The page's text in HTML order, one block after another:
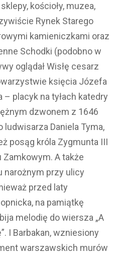
kościoły, muzea,
Rynek Starego
kamieniczkami oraz
Schodki (podobno w
oglądał Wisłę cesarz
księcia Józefa
– placyk na tyłach katedry
dzwonem z 1646
ludwisarza Daniela Tyma,
posąg króla Zygmunta III
Zamkowym. A także
narożnym przy ulicy
przed laty
na pamiątkę
melodię do wiersza „A
I Barbakan, wzniesiony
warszawskich murów